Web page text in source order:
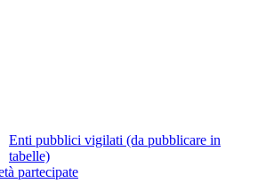
Enti pubblici vigilati (da pubblicare in
tabelle)
partecipate